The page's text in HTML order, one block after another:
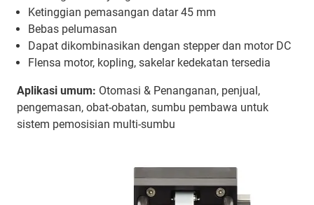
Ketinggian pemasangan datar 45 mm
Bebas pelumasan
Dapat dikombinasikan dengan stepper dan motor DC
Flensa motor, kopling, sakelar kedekatan tersedia
Aplikasi umum: Otomasi & Penanganan, penjual,
pengemasan, obat-obatan, sumbu pembawa untuk
sistem pemosisian multi-sumbu